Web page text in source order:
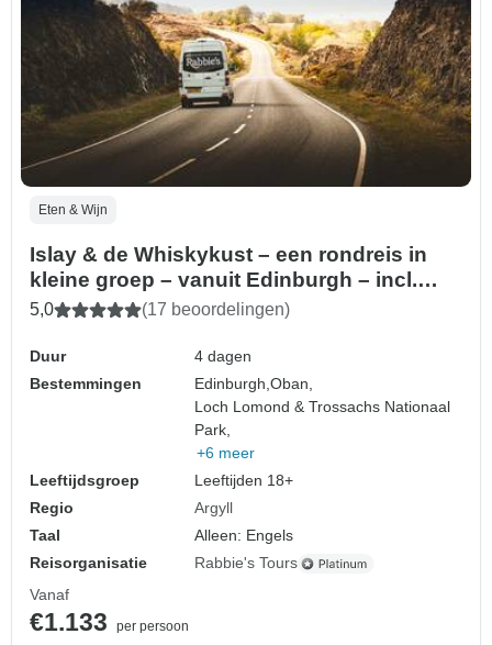
Eten & Wijn
Islay & de Whiskykust – een rondreis in
kleine groep – vanuit Edinburgh – incl.
toegangsprijzen – 4 dagen
5,0 (17 beoordelingen)
Duur
4 dagen
Bestemmingen
Edinburgh,Oban,
Loch Lomond & Trossachs Nationaal
Park,
+6 meer
Leeftijdsgroep
Leeftijden 18+
Regio
Argyll
Taal
Alleen: Engels
Reisorganisatie
Rabbie's Tours
Vanaf
€1.133
per persoon